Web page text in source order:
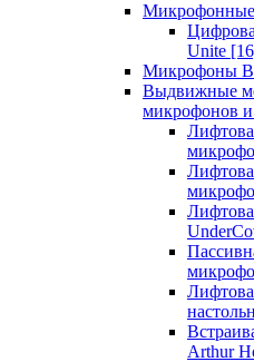
Микрофонные
Unite
Микрофоны
Выдвижные
микрофонов и
Arthur